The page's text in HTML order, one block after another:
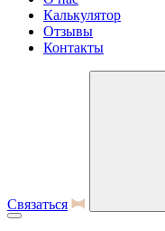
Калькулятор
Отзывы
Контакты
Связаться